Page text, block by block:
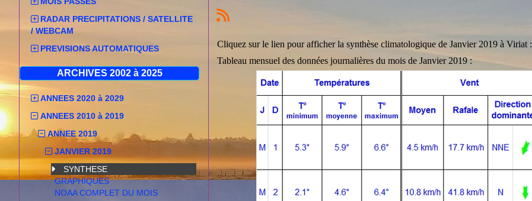
RADAR PRECIPITATIONS / SATELLITE
/ WEBCAM
PREVISIONS AUTOMATIQUES
ARCHIVES 2002 à 2025
ANNEES 2020 à 2029
ANNEES 2010 à 2019
ANNEE 2019
JANVIER 2019
SYNTHESE
GRAPHIQUES
NOAA COMPLET DU MOIS
Cliquez sur le lien pour afficher la synthèse climatologique de Janvier 2019 à Viriat :
Tableau mensuel des données journalières du mois de Janvier 2019 :